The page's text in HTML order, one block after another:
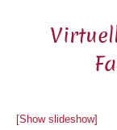
[Show slideshow]